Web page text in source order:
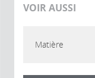
VOIR AUSSI
Matière